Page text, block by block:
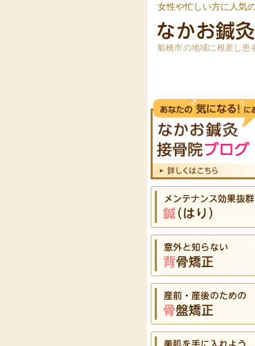
女性や忙しい方に人気
船橋市の地域に根差し患